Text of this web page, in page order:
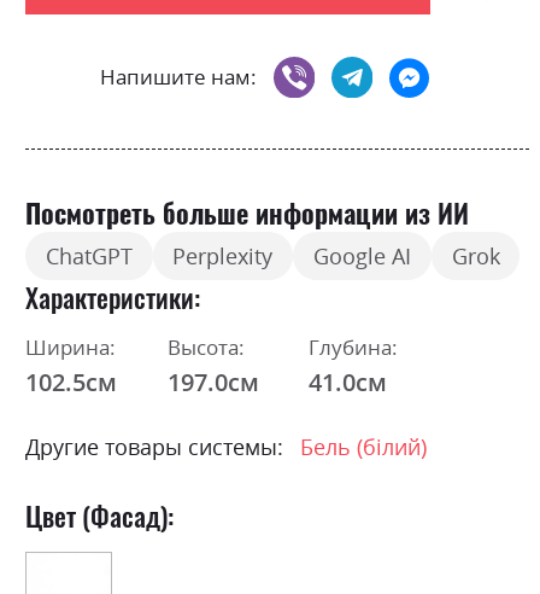
Напишите нам:
Посмотреть больше информации из ИИ
ChatGPT Perplexity Google AI Grok
Характеристики
Ширина:
102.5см
Высота:
197.0см
Глубина:
41.0см
Другие товары системы: Бель (білий)
Цвет (Фасад):